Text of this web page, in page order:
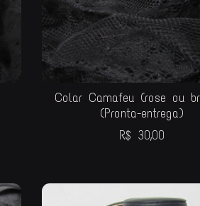
Colar Camafeu (rose ou
(Pronta-entrega)
R$ 30,00